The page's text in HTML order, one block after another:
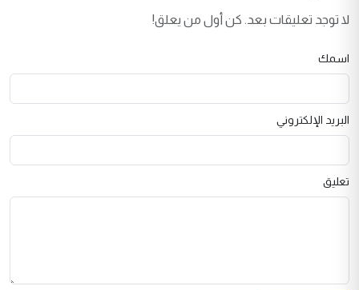
لا توجد تعليقات بعد. كن أول من يعلق!
اسمك
البريد الإلكتروني
تعليق